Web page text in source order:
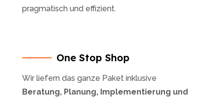
pragmatisch und effizient.
One Stop Shop
Wir liefern das ganze Paket inklusive
Beratung, Planung, Implementierung und